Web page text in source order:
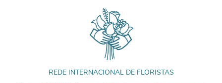
REDE INTERNACIONAL DE FLORISTAS